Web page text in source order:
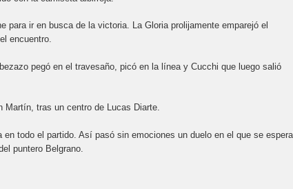
ir en busca de la victoria. La Gloria prolijamente emparejó el
encuentro.
pegó en el travesaño, picó en la línea y Cucchi que luego salió
Martín, tras un centro de Lucas Diarte.
todo el partido. Así pasó sin emociones un duelo en el que se
puntero Belgrano.